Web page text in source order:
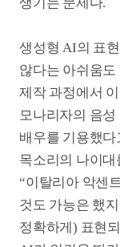
조항으로 포섭하기
복제, 전시, 배포 등
다만 생성형 AI가 특
유사하게 재해석한
저작물’로 보고 원
있다”고 설명했다.
비용을 들여 만든
무단으로 사용해 경
위법을 이야기해볼